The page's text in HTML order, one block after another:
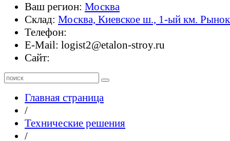
Ваш регион: Москва
Склад: Москва, Киевское ш., 1-ый км.
Телефон:
E-Mail: logist2@etalon-stroy.ru
Сайт:
Главная страница
/
Технические решения
/